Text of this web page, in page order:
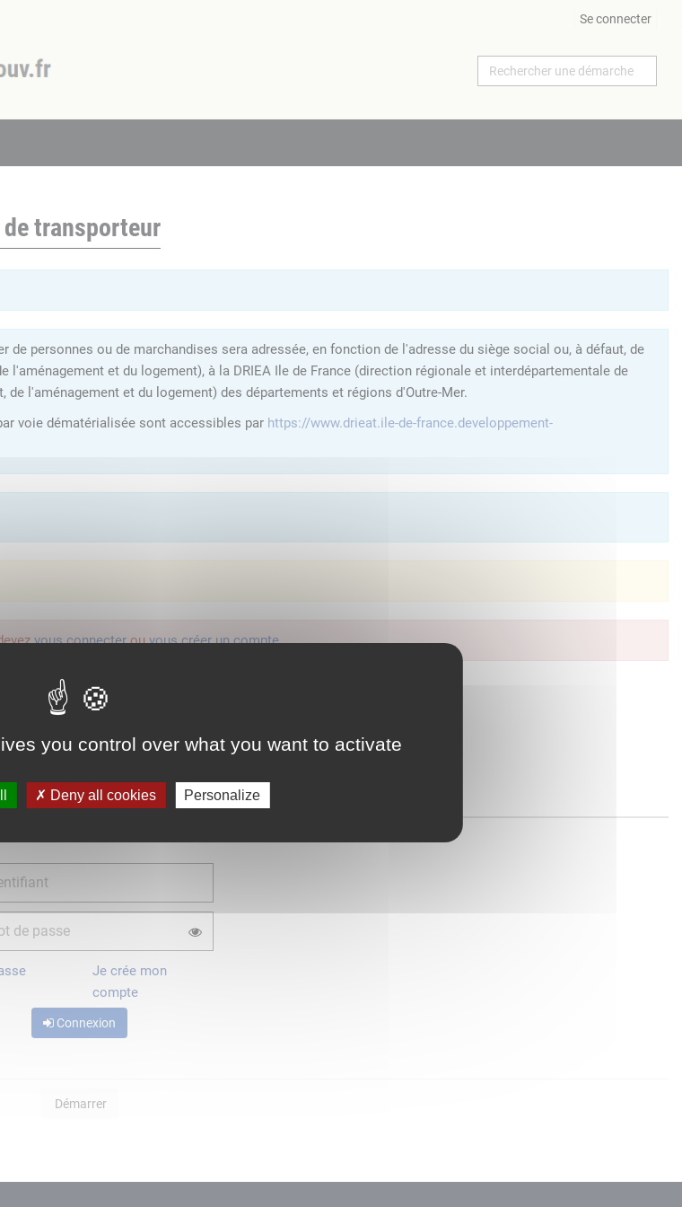
you control over what you want to activate
Deny all cookies Personalize
Se connecter
transporteur
personnes ou de marchandises sera adressée, en fonction de l'adresse du siège social ou, à défaut, de
et du logement), à la DRIEA Ile de France (direction régionale et interdépartementale de
l'aménagement et du logement) des départements et régions d'Outre-Mer.
voie dématérialisée sont accessibles par https://www.drieat.ile-de-france.developpement-
vous connecterouvous créer un compte
pour sécuriser et simplifier la connexion à vos services en ligne.
ce que FranceConnect ?
Je crée mon
compte
Connexion
Démarrer